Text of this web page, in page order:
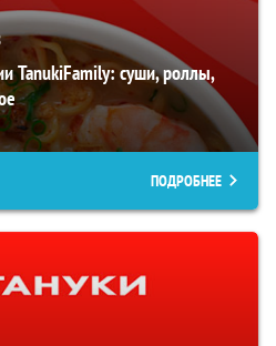
TanukiFamily: суши, роллы,
ПОДРОБНЕЕ